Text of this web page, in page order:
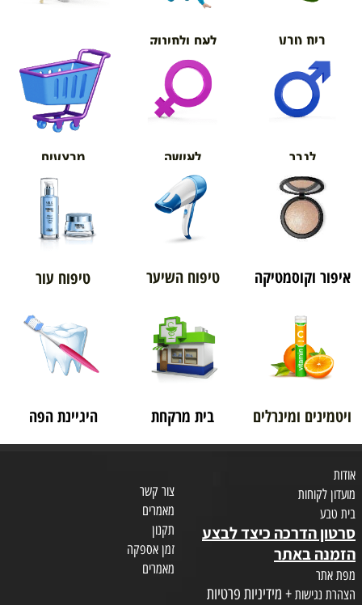
בית טבע לאם ולתינוק
אורטופדיה
לגבר לאישה מבצעים
איפור וקוסמטיקה טיפוח השיער טיפוח עור
ויטמינים ומינרלים בית מרקחת היגיינת הפה
אודות
מועדון לקוחות
בית טבע
סרטון הדרכה כיצד לבצע
הזמנה באתר
מפת אתר
הצהרת נגישות + מידיניות פרטיות
צור קשר
מאמרים
תקנון
זמן אספקה
מאמרים